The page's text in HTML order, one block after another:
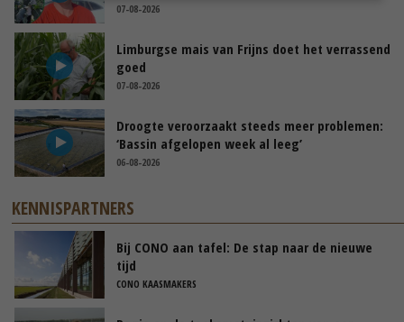
07-08-2026
Limburgse mais van Frijns doet het verrassend
goed
07-08-2026
Droogte veroorzaakt steeds meer problemen:
‘Bassin afgelopen week al leeg’
06-08-2026
KENNISPARTNERS
Bij CONO aan tafel: De stap naar de nieuwe
tijd
CONO KAASMAKERS